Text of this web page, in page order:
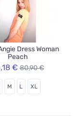
Dress Woman
Peach
€ 80,90 €
M L XL